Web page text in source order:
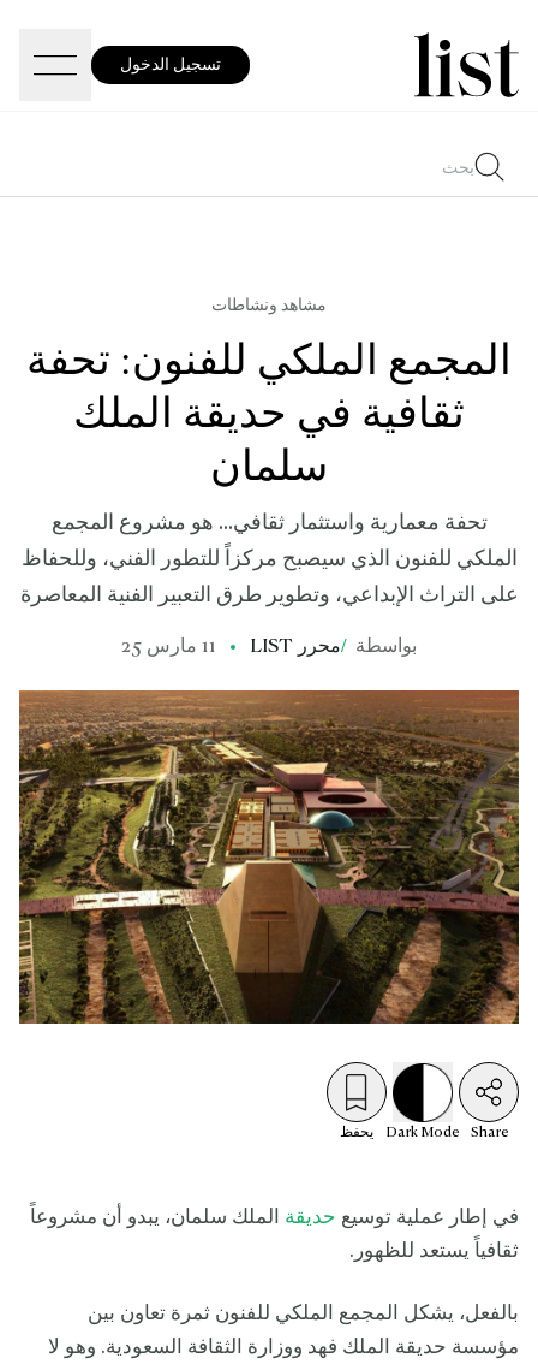
تسجيل الدخول
مشاهد ونشاطات
المجمع الملكي للفنون: تحفة
ثقافية في حديقة الملك
سلمان
تحفة معمارية واستثمار ثقافي... هو مشروع المجمع
الملكي للفنون الذي سيصبح مركزاً للتطور الفني، وللحفاظ
على التراث الإبداعي، وتطوير طرق التعبير الفنية المعاصرة
بواسطة /محرر LIST 11 مارس 25
Share
Dark Mode يحفظ
في إطار عملية توسيع حديقة الملك سلمان، يبدو أن مشروعاً
ثقافياً يستعد للظهور.
بالفعل، يشكل المجمع الملكي للفنون ثمرة تعاون بين
مؤسسة حديقة الملك فهد ووزارة الثقافة السعودية. وهو لا